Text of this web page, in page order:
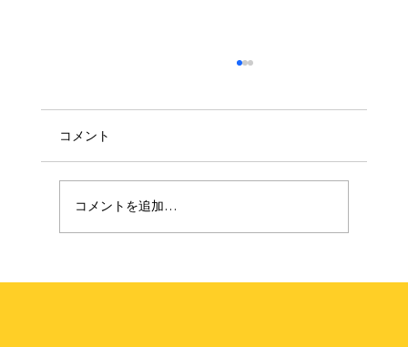
夏休み！
コメント
コメントを追加…